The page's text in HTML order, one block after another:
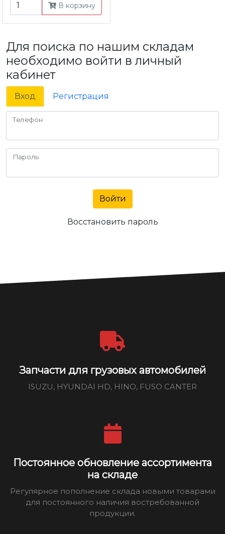
В корзину
Для поиска по нашим складам
необходимо войти в личный
кабинет
Вход Регистрация
Телефон
Пароль
Войти
Восстановить пароль
Запчасти для грузовых автомобилей
ISUZU, HYUNDAI HD, HINO, FUSO CANTER
Постоянное обновление ассортимента
на складе
Регулярное пополнение склада новыми товарами
для постоянного наличия востребованной
продукции.